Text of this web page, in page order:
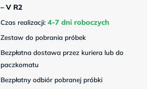
– V R2
Czas realizacji:4-7 dni roboczych
Zestaw do pobrania próbek
Bezpłatna dostawa przez kuriera lub do
paczkomatu
Bezpłatny odbiór pobranej próbki